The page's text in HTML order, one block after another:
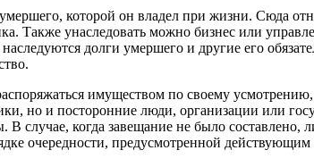
умершего, которой он владел при жизни. Сюда
Также унаследовать можно бизнес или
долги умершего и другие его
имуществом по своему усмотрению,
но и посторонние люди, организации или
случае, когда завещание не было составлено,
очередности, предусмотренной действующим